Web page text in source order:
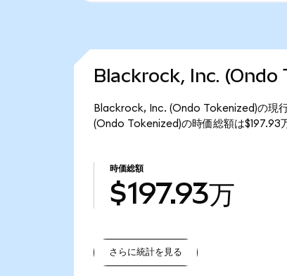
Blackrock, Inc. (Ondo
Blackrock, Inc. (Ondo Tokenized)の現
(Ondo Tokenized)の時価総額は$197.93
時価総額
$197.93万
さらに統計を見る